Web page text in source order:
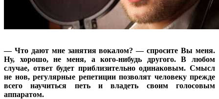
— Что дают мне занятия вокалом? — спросите Вы меня.
Ну, хорошо, не меня, а кого-нибудь другого. В любом
случае, ответ будет приблизительно одинаковым. Смысл
не нов, регулярные репетиции позволят человеку прежде
всего научиться петь и владеть своим голосовым
аппаратом.